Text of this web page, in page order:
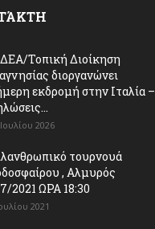
Τοπική Διοίκηση
διοργανώνει
εκδρομή στην Ιταλία –
2026
τουρνουά
, Αλμυρός
2021 ΩΡΑ 18:30
2021